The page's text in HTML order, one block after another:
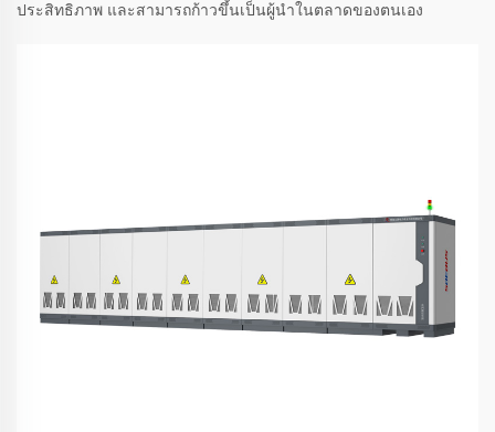
ประสิทธิภาพ และสามารถก้าวขึ้นเป็นผู้นำในตลาดของตนเอง